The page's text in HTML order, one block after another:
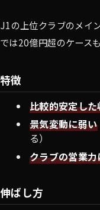
J1の上位クラブのメイ
では20億円超のケースも
特徴
比較的安定した
景気変動に弱い
る）
クラブの営業
伸ばし方